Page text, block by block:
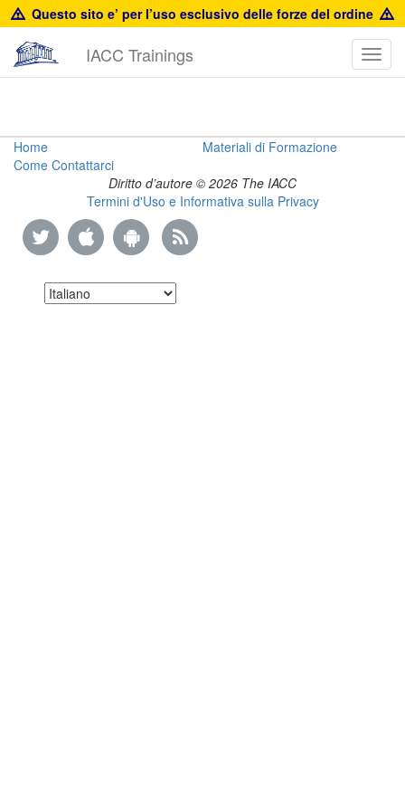
Questo sito e’ per l’uso esclusivo delle forze del ordine
IACC Trainings
Brand
Protection
Guide
Home
Materiali di Formazione
Come Contattarci
Diritto d’autore © 2026 The IACC
Termini d'Uso e Informativa sulla Privacy